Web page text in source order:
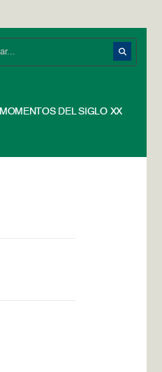
MOMENTOS DEL SIGLO XX